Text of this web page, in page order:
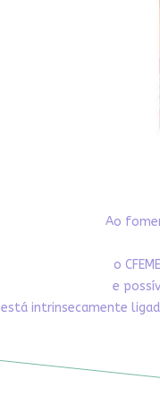
Ao
o
e
está intrinsecamente